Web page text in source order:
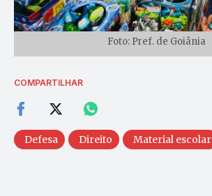
Foto: Pref. de Goiânia
COMPARTILHAR
Defesa Direito Material escolar